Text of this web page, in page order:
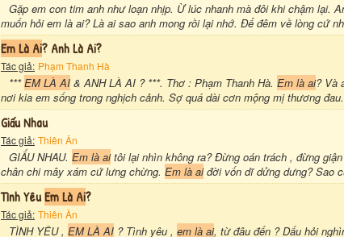
Gặp em con tim anh như loạn nhịp. Ừ lúc nhanh mà đôi khi chậm lại.
muốn hỏi em là ai? Là ai sao anh mong rồi lại nhớ. Để đêm về lòng cứ
Em Là Ai? Anh Là Ai?
Tác giả: Phạm Thanh Hà
***EM LÀ AI & ANH LÀ AI ? ***. Thơ : Phạm Thanh Hà. Em là ai? Và
nơi kia em sống trong nghịch cảnh. Sợ quá dài cơn mộng mị thương
Giấu Nhau
Tác giả: Thiên Ân
GIẤU NHAU. Em là aitôi lại nhìn không ra? Đừng oán trách , đừng
chân chi mây xám cứ lưng chừng. Em là aiđời vốn dĩ dửng dưng? Sao
Tình YêuEm Là Ai?
Tác giả: Thiên Ân
TÌNH YÊU , EM LÀ AI ? Tình yêu , em là ai, từ đâu đến ? Dấu hỏi